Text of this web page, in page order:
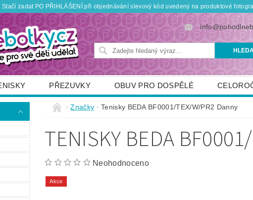
zadat PO PŘIHLÁŠENÍ při objednávání slevový kód uvedený na produktové
PŘEZUVKY OBUV PRO DOSPĚLÉ
OBUTEX OBUV PRO DĚTI DOPLŇKY
Značky Tenisky BEDA BF0001/TEX/W/PR2 Danny
TENISKY BEDA
Neohodnoceno
Akce